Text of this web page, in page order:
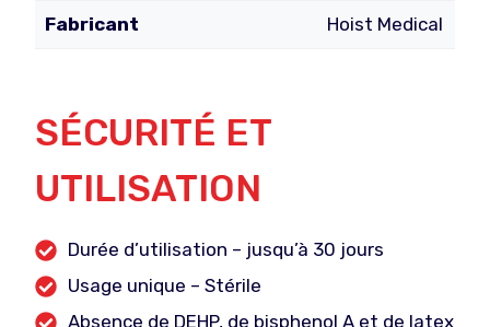
Fabricant Hoist Medical
SÉCURITÉ ET
UTILISATION
Durée d’utilisation – jusqu’à 30 jours
Usage unique – Stérile
Absence de DEHP, de bisphenol A et de latex